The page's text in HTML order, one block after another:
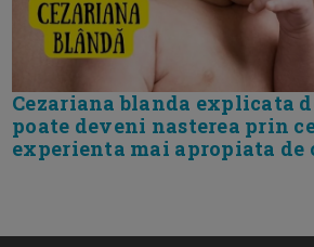
Cezariana blanda explicata
poate deveni nasterea prin
experienta mai apropiata de